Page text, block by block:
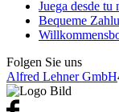
Juega desde
Bequeme
Folgen Sie uns
Alfred Lehner GmbH